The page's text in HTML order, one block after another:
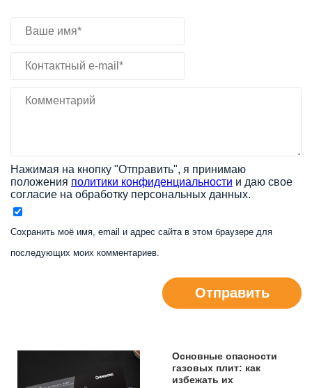
Нажимая на кнопку "Отправить", я принимаю
положения политики конфиденциальности и даю свое
согласие на обработку персональных данных.
Сохранить моё имя, email и адрес сайта в этом браузере для
последующих моих комментариев.
Отправить
Основные опасности
газовых плит: как
избежать их